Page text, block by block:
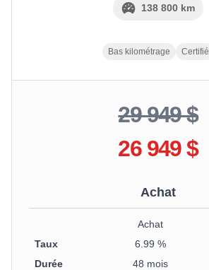
138 800 km
Bas kilométrage Certifié
29 949 $
26 949 $
Achat
Achat
Taux
6.99 %
Durée
48 mois